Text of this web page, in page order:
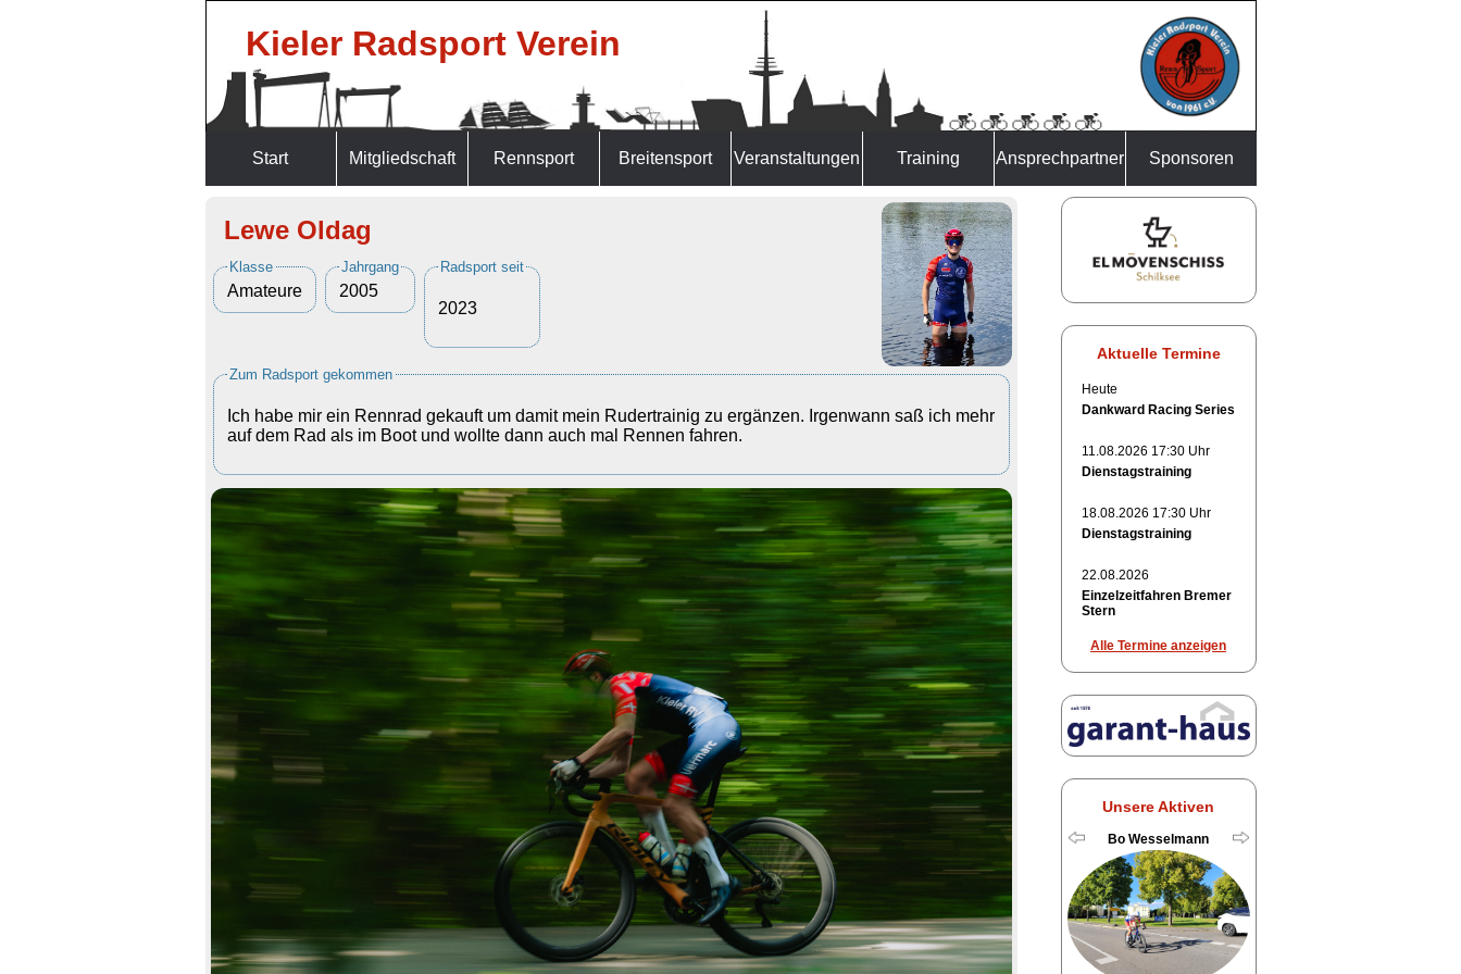
Kieler Radsport Verein
Start Mitgliedschaft Rennsport Breitensport Veranstaltungen Training Ansprechpartner Sponsoren
Lewe Oldag
Klasse
Amateure
Jahrgang
2005
Radsport seit
2023
Zum Radsport gekommen
Ich habe mir ein Rennrad gekauft um damit mein Rudertrainig zu ergänzen. Irgenwann saß ich mehr
auf dem Rad als im Boot und wollte dann auch mal Rennen fahren.
Aktuelle Termine
Heute
Dankward Racing Series
11.08.2026 17:30 Uhr
Dienstagstraining
18.08.2026 17:30 Uhr
Dienstagstraining
22.08.2026
Einzelzeitfahren Bremer
Stern
Alle Termine anzeigen
Unsere Aktiven
Bo Wesselmann